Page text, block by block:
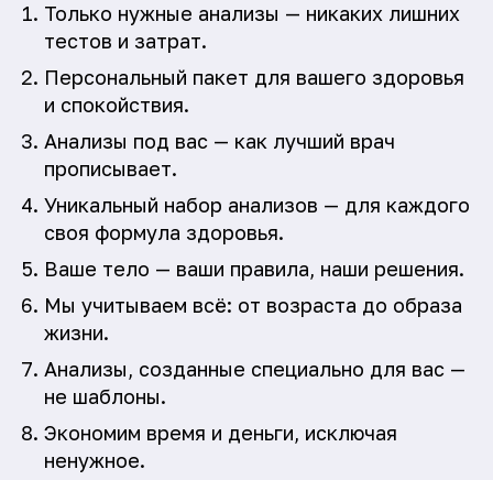
Только нужные анализы — никаких лишних
тестов и затрат.
Персональный пакет для вашего здоровья
и спокойствия.
Анализы под вас — как лучший врач
прописывает.
Уникальный набор анализов — для каждого
своя формула здоровья.
Ваше тело — ваши правила, наши решения.
Мы учитываем всё: от возраста до образа
жизни.
Анализы, созданные специально для вас —
не шаблоны.
Экономим время и деньги, исключая
ненужное.